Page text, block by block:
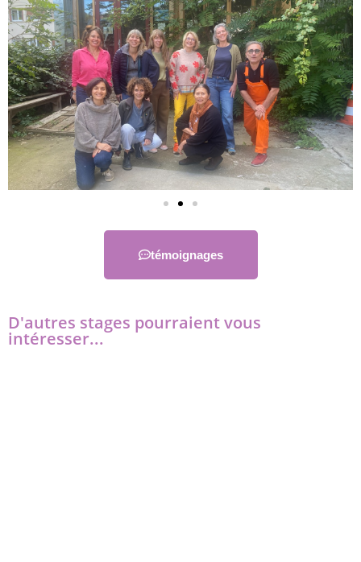
témoignages
D'autres stages pourraient vous
intéresser...